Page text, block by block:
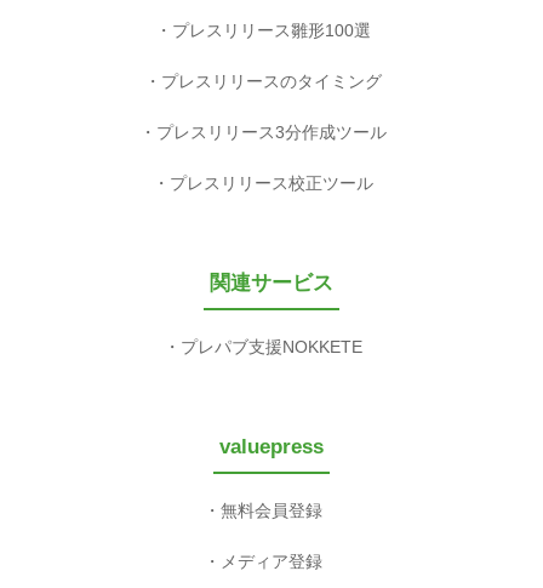
プレスリリース雛形100選
プレスリリースのタイミング
プレスリリース3分作成ツール
プレスリリース校正ツール
関連サービス
プレパブ支援NOKKETE
valuepress
無料会員登録
メディア登録